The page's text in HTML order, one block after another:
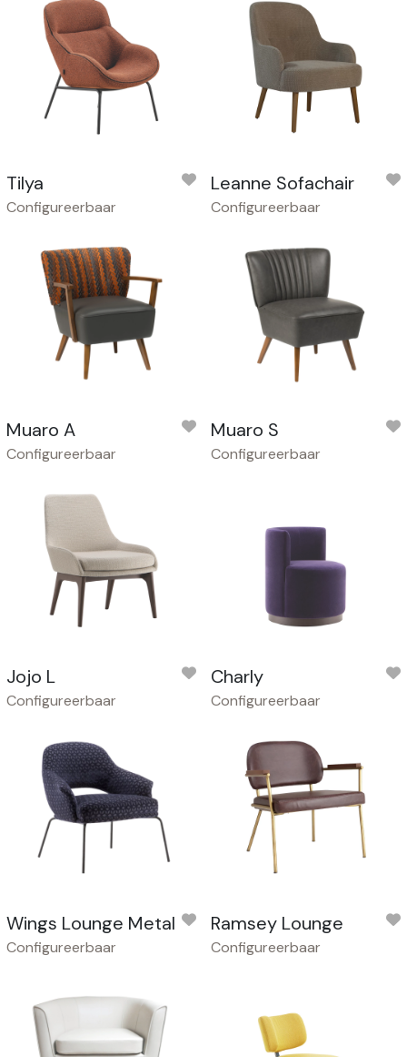
Tilya
Configureerbaar
Leanne Sofachair
Configureerbaar
Muaro A
Configureerbaar
Muaro S
Configureerbaar
Jojo L
Configureerbaar
Charly
Configureerbaar
Wings Lounge Metal
Configureerbaar
Ramsey Lounge
Configureerbaar